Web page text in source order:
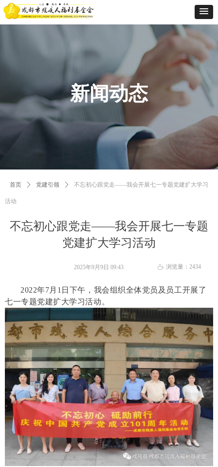
不忘初心跟党走——我会开展七一专题
党建扩大学习活动
首页 ꄲ 党建引领 ꄲ 不忘初心跟党走——我会开展七一专题党建扩大学习
活动
2022年7月1日下午，我会组织全体党员及员工开展了
七一专题党建扩大学习活动。
2025年9月9日 09:43 ꄘ 浏览量： 2434
新闻动态